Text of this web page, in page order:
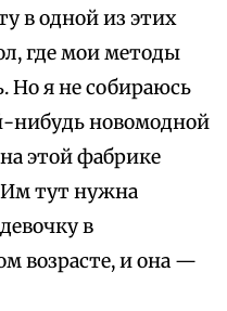
в одной из этих
где мои методы
Но я не собираюсь
нибудь новомодной
этой фабрике
Им тут нужна
в
возрасте, и она —